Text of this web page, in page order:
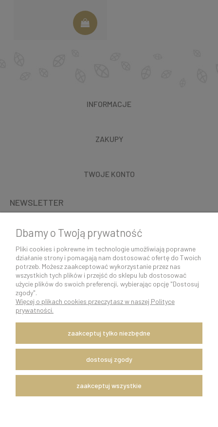
INFORMACJE
ZAKUPY
TWOJE KONTO
NEWSLETTER
K O N T A K T 5 0 0 5 0 6 9 2 9 | s k l e p @ c o c o s h k i . p l
pokaż pełną wersję strony
Szybka i sprawna wysyłka w ciągu 24h.
Witaj, nasz sklep internetowy wykorzystuje pliki cookies.
i statystycznych. W programie służącym do obsługi internetu można
zmienić ustawienia dotyczące cookies. Korzystanie z naszych serwisów
Dbamy o Twoją prywatność
Pliki cookies i pokrewne im technologie umożliwiają poprawne
działanie strony i pomagają nam dostosować ofertę do Twoich
potrzeb. Możesz zaakceptować wykorzystanie przez nas
wszystkich tych plików i przejść do sklepu lub dostosować
użycie plików do swoich preferencji, wybierając opcję "Dostosuj
zgody".
Więcej o plikach cookies przeczytasz w naszej Polityce
prywatności.
zaakceptuj tylko niezbędne
dostosuj zgody
zaakceptuj wszystkie